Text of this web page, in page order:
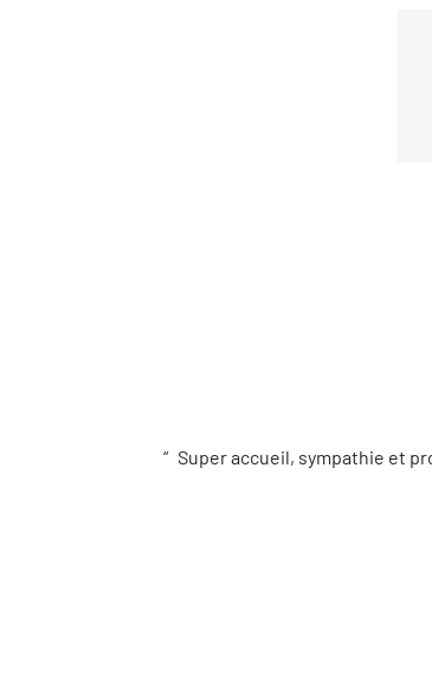
Super accueil, sympathie et